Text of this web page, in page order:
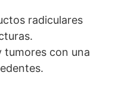
radiculares
tumores con una